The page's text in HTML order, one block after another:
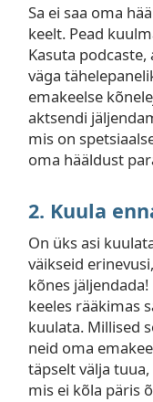
Sa ei saa oma
keelt. Pead
Kasuta
väga
emakeelse
aktsendi
mis on
oma hääldust
2. Kuula
On üks asi
väikseid
kõnes
keeles rääkimas
kuulata. Millised
neid oma
täpselt välja
mis ei kõla päris